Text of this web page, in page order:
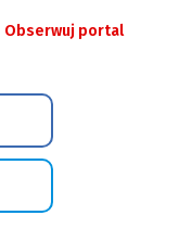
Obserwuj portal